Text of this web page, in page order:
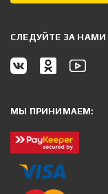
CЛЕДУЙТЕ ЗА НАМИ
МЫ ПРИНИМАЕМ: